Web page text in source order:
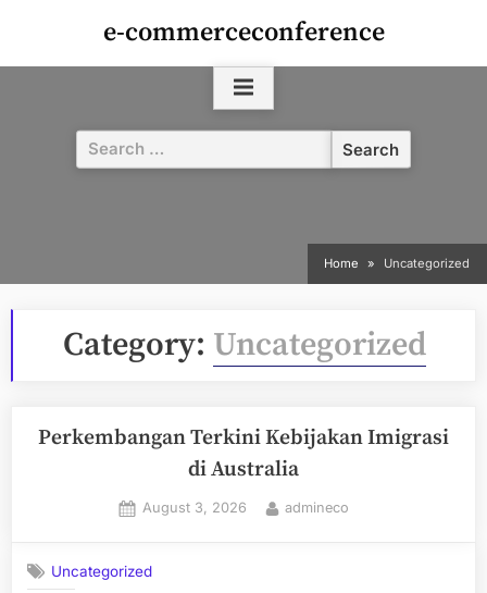
content
e-commerceconference
Search
for:
Home Uncategorized
Category: Uncategorized
Perkembangan Terkini Kebijakan Imigrasi
di Australia
Posted
August 3, 2026 By
admineco
Uncategorized